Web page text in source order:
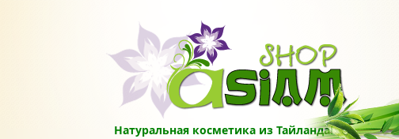
Натуральная косметика из Тайланда!